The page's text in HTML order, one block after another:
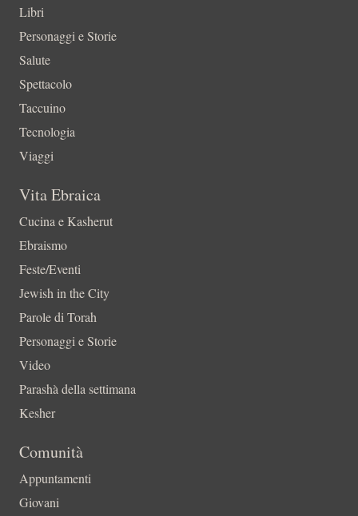
Libri
Personaggi e Storie
Salute
Spettacolo
Taccuino
Tecnologia
Viaggi
Vita Ebraica
Cucina e Kasherut
Ebraismo
Feste/Eventi
Jewish in the City
Parole di Torah
Personaggi e Storie
Video
Parashà della settimana
Kesher
Comunità
Appuntamenti
Giovani